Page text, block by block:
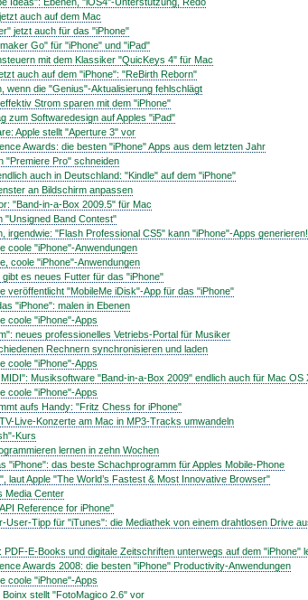
auch auf dem Mac
jetzt auch für das "iPhone"
Go" für "iPhone" und "iPad"
mit dem Klassiker "QuicKeys 4" für Mac
auch auf dem "iPhone": "ReBirth Reborn"
wenn die "Genius"-Aktualisierung fehlschlägt
Strom sparen mit dem "iPhone"
zum Softwaredesign auf Apples "iPad"
Apple stellt "Aperture 3" vor
Awards: die besten "iPhone" Apps aus dem letzten Jahr
"Premiere Pro" schneiden
auch in Deutschland: "Kindle" auf dem "iPhone"
an Bildschirm anpassen
"Band-in-a-Box 2009.5" für Mac
"Unsigned Band Contest"
irgendwie: "Flash Professional CS5" kann "iPhone"-Apps generieren!
coole "iPhone"-Anwendungen
coole "iPhone"-Anwendungen
es neues Futter für das "iPhone"
veröffentlicht "MobileMe iDisk"-App für das "iPhone"
"iPhone": malen in Ebenen
coole "iPhone"-Apps
neues professionelles Vetriebs-Portal für Musiker
Rechnern synchronisieren und laden
coole "iPhone"-Apps
Musiksoftware "Band-in-a-Box 2009" endlich auch für Mac OS
coole "iPhone"-Apps
aufs Handy: "Fritz Chess for iPhone"
Live-Konzerte am Mac in MP3-Tracks umwandeln
Kurs
lernen in zehn Wochen
"iPhone": das beste Schachprogramm für Apples Mobile-Phone
laut Apple "The World’s Fastest & Most Innovative Browser"
Media Center
Reference for iPhone"
User-Tipp für "iTunes": die Mediathek von einem drahtlosen Drive
PDF-E-Books und digitale Zeitschriften unterwegs auf dem "iPhone"
Awards 2008: die besten "iPhone" Productivity-Anwendungen
coole "iPhone"-Apps
stellt "FotoMagico 2.6" vor